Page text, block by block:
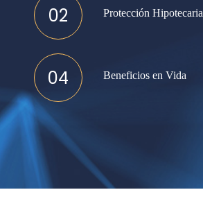
02 Protección Hipotecaria
04 Beneficios en Vida